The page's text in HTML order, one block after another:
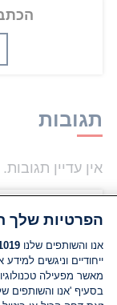
הכתבה
תגובות
אין עדיין
הוסף
הפרטיות שלך
אנו והשותפים שלנו
ייחודיים וניגשים
מאשר מפעילה
בסעיף 'אנו והשותפים